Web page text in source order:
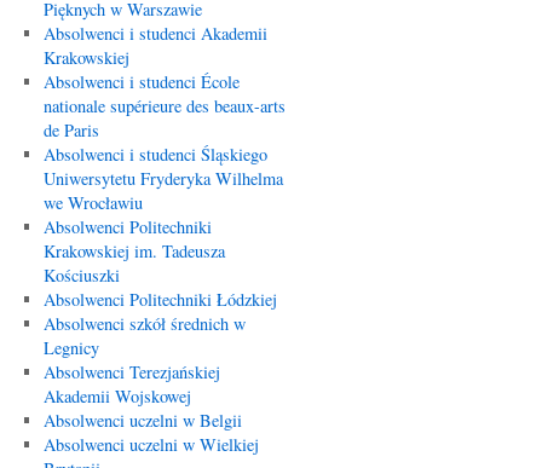
Pięknych w Warszawie
Absolwenci i studenci Akademii
Krakowskiej
Absolwenci i studenci École
nationale supérieure des beaux-arts
de Paris
Absolwenci i studenci Śląskiego
Uniwersytetu Fryderyka Wilhelma
we Wrocławiu
Absolwenci Politechniki
Krakowskiej im. Tadeusza
Kościuszki
Absolwenci Politechniki Łódzkiej
Absolwenci szkół średnich w
Legnicy
Absolwenci Terezjańskiej
Akademii Wojskowej
Absolwenci uczelni w Belgii
Absolwenci uczelni w Wielkiej